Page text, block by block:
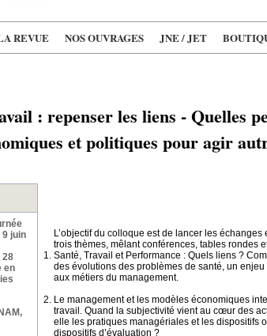
REVUE NOS OUVRAGES JNE / JET
: repenser les liens - Quelles
et politiques pour agir
9 juin
28
en
L’objectif du colloque est de lancer les
trois thèmes, mêlant conférences, tables rondes
Santé, Travail et Performance : Quels liens ?
des évolutions des problèmes de santé, un
aux métiers du management.
Le management et les modèles économiques
travail. Quand la subjectivité vient au cœur des
elle les pratiques managériales et les dispositifs
dispositifs d’évaluation ?